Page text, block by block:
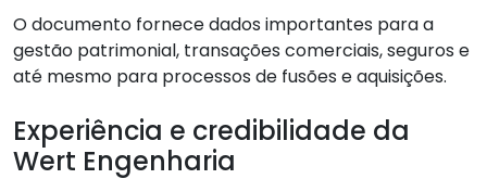
O documento fornece dados importantes para a
gestão patrimonial, transações comerciais, seguros e
até mesmo para processos de fusões e aquisições.
Experiência e credibilidade da
Wert Engenharia